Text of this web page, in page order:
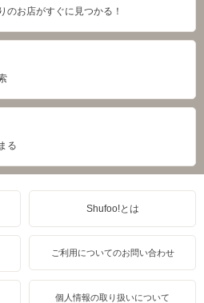
のお店がすぐに見つかる！
る
Shufoo!とは
ご利用についてのお問い合わせ
個人情報の取り扱いについて